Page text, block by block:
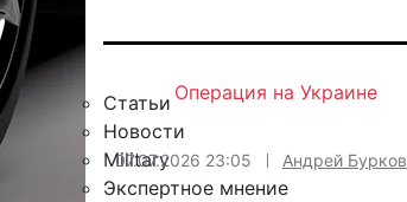
Статьи
Новости
Military
Экспертное мнение
Операция на Украине
07.07.2026 23:05 Андрей Бурков